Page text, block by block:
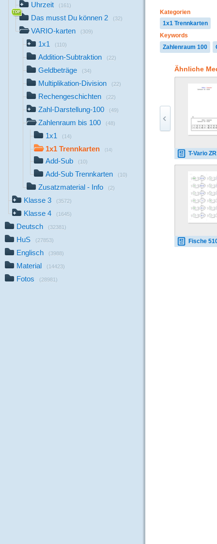
Uhrzeit (161)
Das musst Du können 2 (32)
VARIO-karten (309)
1x1 (110)
Addition-Subtraktion (22)
Geldbeträge (34)
Multiplikation-Division (22)
Rechengeschichten (22)
Zahl-Darstellung-100 (49)
Zahlenraum bis 100 (48)
1x1 (14)
1x1 Trennkarten (14)
Add-Sub (10)
Add-Sub Trennkarten (10)
Zusatzmaterial - Info (2)
Klasse 3 (3572)
Klasse 4 (1645)
Deutsch (32381)
HuS (27853)
Englisch (3988)
Material (14423)
Fotos (28981)
Kategorien
1x1 Trennkarten
Keywords
Zahlenraum 100
Ähnliche
T-Vario
Fische